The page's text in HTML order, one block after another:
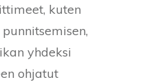
kuten
yhdeksi
ohjatut